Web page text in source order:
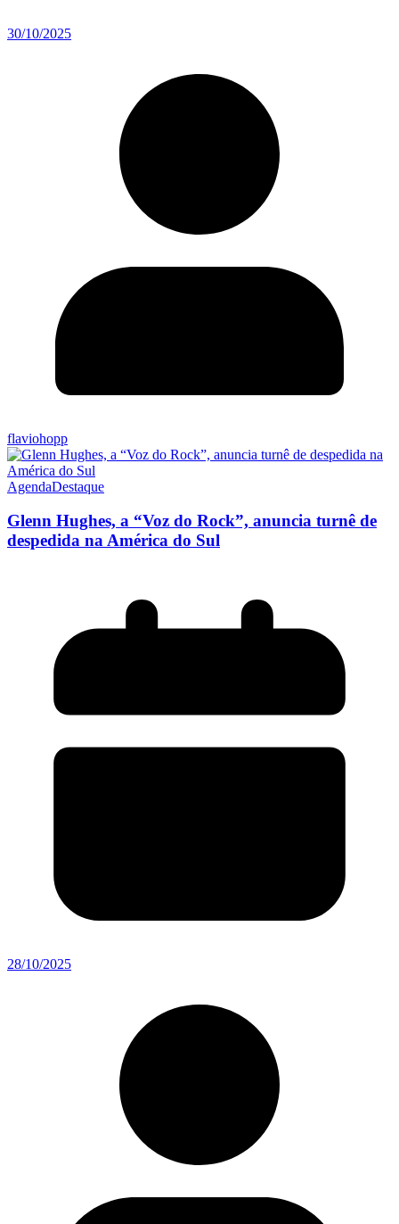
30/10/2025
flaviohopp
AgendaDestaque
Glenn Hughes, a “Voz do Rock”, anuncia turnê de
despedida na América do Sul
28/10/2025